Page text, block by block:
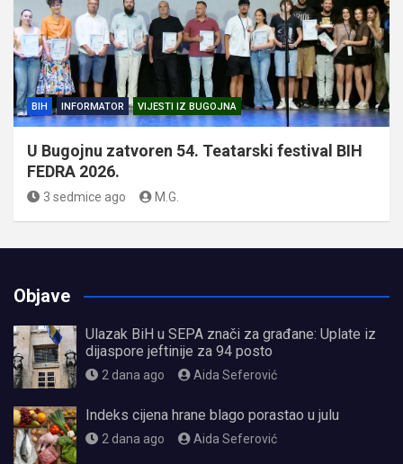
BIH INFORMATOR VIJESTI IZ BUGOJNA
U Bugojnu zatvoren 54. Teatarski festival BIH
FEDRA 2026.
3 sedmice ago M.G.
Objave
Ulazak BiH u SEPA znači za građane: Uplate iz
dijaspore jeftinije za 94 posto
2 dana ago Aida Seferović
Indeks cijena hrane blago porastao u julu
2 dana ago Aida Seferović